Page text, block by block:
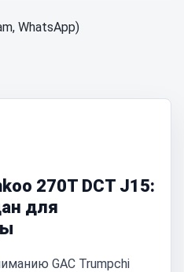
WhatsApp)
270T DCT J15:
для
GAC Trumpchi